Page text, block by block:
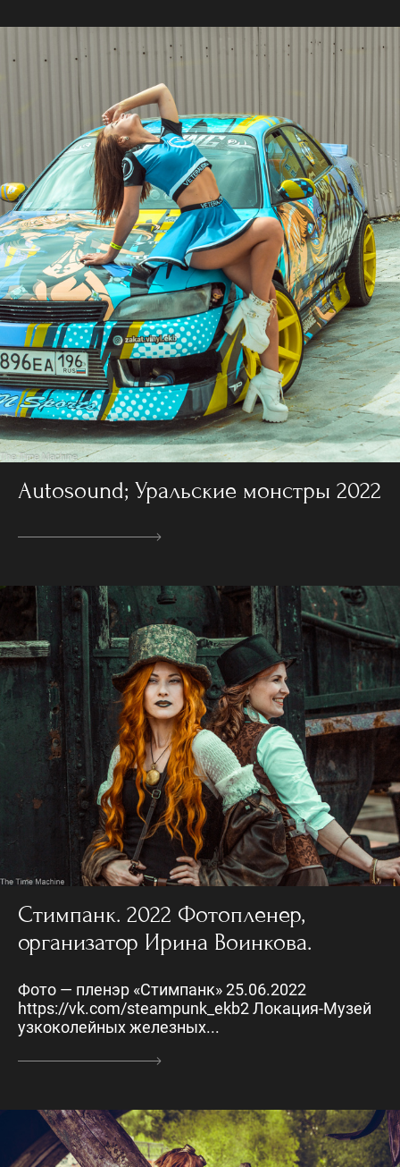
Autosound; Уральские монстры 2022
Стимпанк. 2022 Фотопленер,
организатор Ирина Воинкова.
Фото — пленэр «Стимпанк» 25.06.2022
https://vk.com/steampunk_ekb2 Локация-Музей
узкоколейных железных...